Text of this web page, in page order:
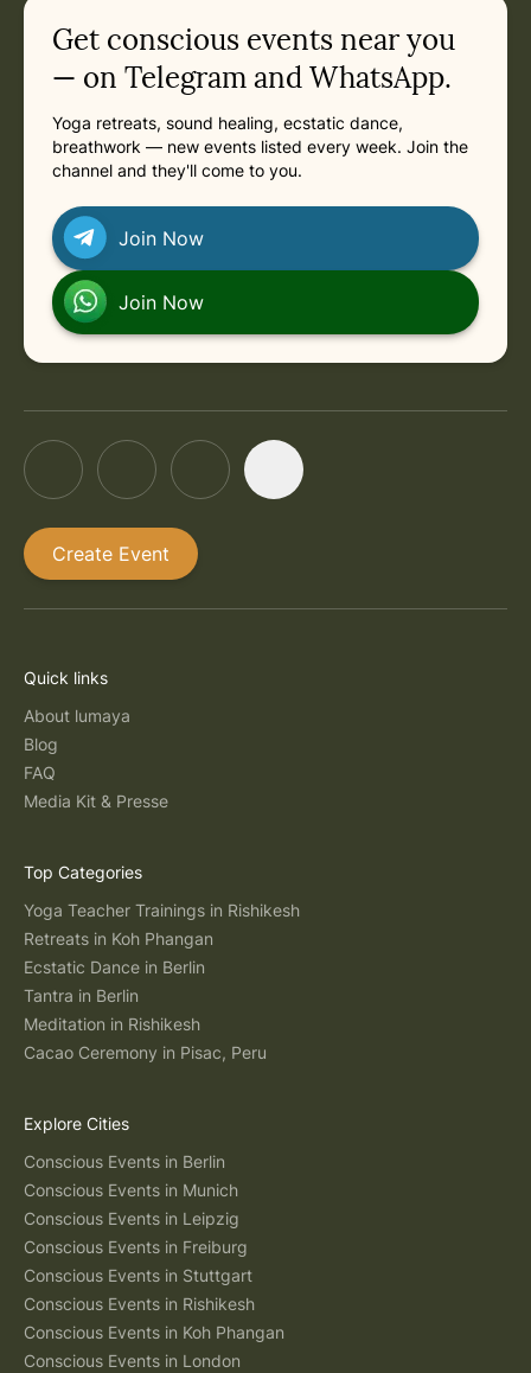
Get conscious events near you
— on Telegram and WhatsApp.
Yoga retreats, sound healing, ecstatic dance,
breathwork — new events listed every week. Join the
channel and they'll come to you.
Join Now
Join Now
Create Event
Quick links
About lumaya
Blog
FAQ
Media Kit & Presse
Top Categories
Yoga Teacher Trainings in Rishikesh
Retreats in Koh Phangan
Ecstatic Dance in Berlin
Tantra in Berlin
Meditation in Rishikesh
Cacao Ceremony in Pisac, Peru
Explore Cities
Conscious Events in Berlin
Conscious Events in Munich
Conscious Events in Leipzig
Conscious Events in Freiburg
Conscious Events in Stuttgart
Conscious Events in Rishikesh
Conscious Events in Koh Phangan
Conscious Events in London